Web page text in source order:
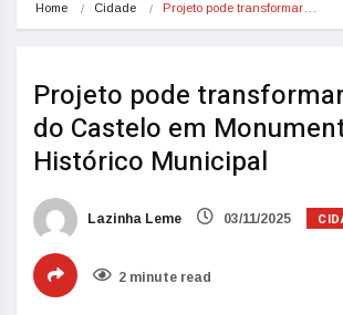
Home Cidade Projeto pode transformar…
Projeto pode
do Castelo em
Histórico Municipal
Lazinha Leme 03/11/2025
2 minute read